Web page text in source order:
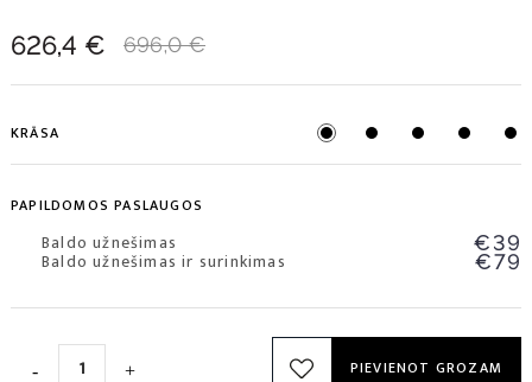
626,4 € 696,0 €
KRĀSA
PAPILDOMOS PASLAUGOS
Baldo užnešimas €39
Baldo užnešimas ir surinkimas €79
PIEVIENOT GROZAM